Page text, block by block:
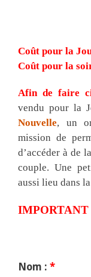
Coût pour la
Coût pour la
Afin de faire
vendu pour la
Nouvelle, un
mission de
d’accéder à de
couple. Une
aussi lieu dans
IMPORTANT
Nom : *